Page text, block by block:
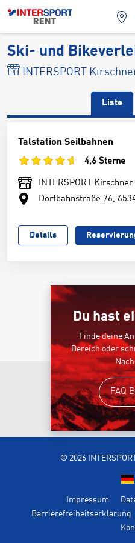
Ski- und
INTERSPORT
Liste
Talstation Seilbahnen
4,6 Sterne
INTERSPORT Kirschner
Dorfbahnstraße 76,
Details
Du hast
Finde deine
Bereich oder
FAQ
© 2026
Impressum
Barrierefreiheitserklärung